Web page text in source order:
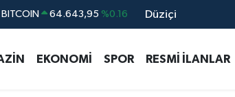
DOLAR 47,6006 %0.06
EURO 55,0250 %0.02
Düziçi
EKONOMİ SPOR RESMİ İLANLAR